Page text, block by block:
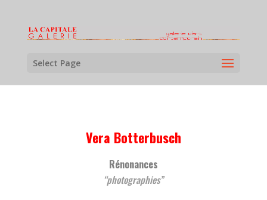
Select Page
Vera Botterbusch
Rénonances
“photographies”